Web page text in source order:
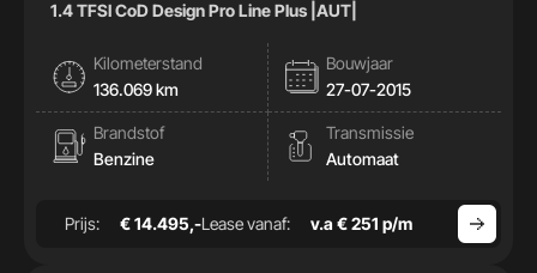
1.4 TFSI CoD Design Pro Line Plus |AUT|
Kilometerstand
136.069 km
Bouwjaar
27-07-2015
Brandstof
Benzine
Transmissie
Automaat
Prijs: € 14.495,-Lease vanaf: v.a € 251 p/m